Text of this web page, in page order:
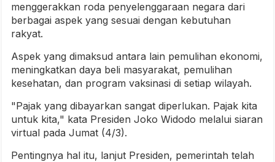
menggerakkan roda penyelenggaraan negara dari
berbagai aspek yang sesuai dengan kebutuhan
rakyat.
Aspek yang dimaksud antara lain pemulihan ekonomi,
meningkatkan daya beli masyarakat, pemulihan
kesehatan, dan program vaksinasi di setiap wilayah.
"Pajak yang dibayarkan sangat diperlukan. Pajak kita
untuk kita," kata Presiden Joko Widodo melalui siaran
virtual pada Jumat (4/3).
Pentingnya hal itu, lanjut Presiden, pemerintah telah